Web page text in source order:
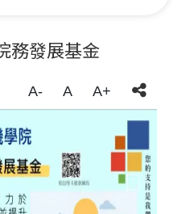
務發展基金
A- A A+